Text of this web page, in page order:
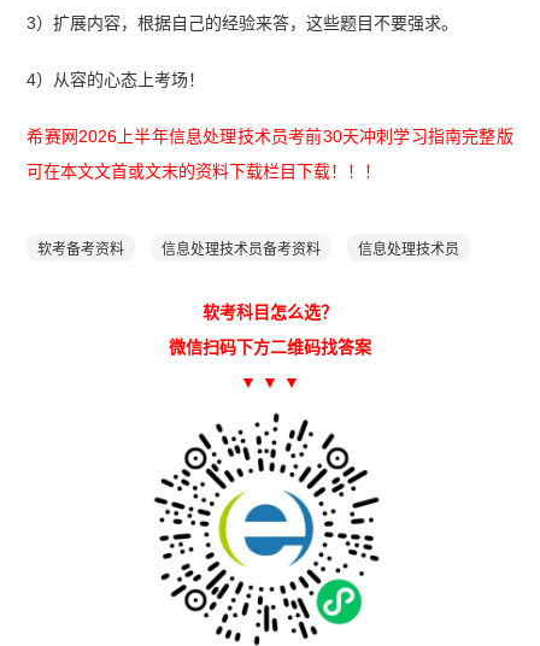
3）扩展内容，根据自己的经验来答，这些题目不要强求。
4）从容的心态上考场！
希赛网2026上半年信息处理技术员考前30天冲刺学习指南完整版
可在本文文首或文末的资料下载栏目下载！！！
软考备考资料 信息处理技术员备考资料 信息处理技术员
软考科目怎么选？
微信扫码下方二维码找答案
▼ ▼ ▼